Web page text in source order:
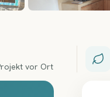
vor Ort